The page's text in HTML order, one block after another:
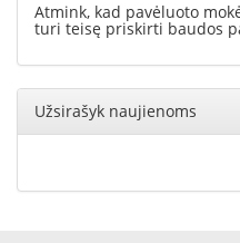
Atmink, kad pavėluoto
turi teisę priskirti baudos
Užsirašyk naujienoms